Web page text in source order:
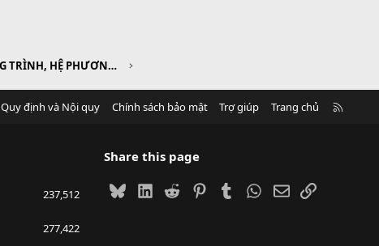
CHƯƠNG III. PHƯƠNG TRÌNH, HỆ PHƯƠNG TRÌNH
Quy định và Nội quy Chính sách bảo mật Trợ giúp Trang chủ
237,512
277,422
Share this page
BlueskyLinkedIn
Reddit PinterestTumblrWhatsApp
EmailLink